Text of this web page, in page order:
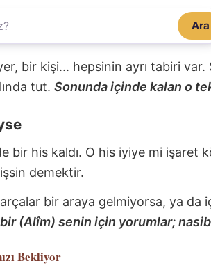
Ara
bir kişi... hepsinin ayrı tabiri
tut. Sonunda içinde kalan o
bir his kaldı. O his iyiye mi işaret
demektir.
bir araya gelmiyorsa, ya da
(Alîm) senin için yorumlar; nasibi
Bekliyor